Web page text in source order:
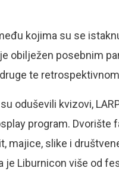
kojima su se
obilježen posebnim
te
oduševili kvizovi,
program.
majice, slike i
je Liburnicon više od